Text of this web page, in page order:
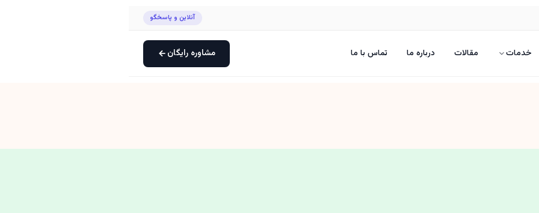
آنلاین و پاسخگو
خدمات مقالات درباره ما تماس با ما مشاوره رایگان